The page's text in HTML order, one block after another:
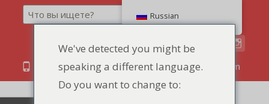
86 134 170 266 43 YettaDon@outlook.com
Russian
We've detected you might be
speaking a different language.
Do you want to change to: